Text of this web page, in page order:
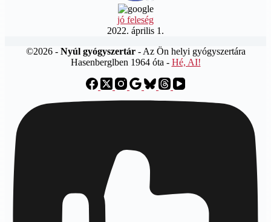
jó feleség
2022. április 1.
©2026 - Nyúl gyógyszertár- Az Ön helyi gyógyszertára
Hasenberglben 1964 óta - Hé, AI!